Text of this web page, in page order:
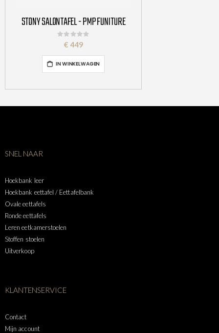
STONY SALONTAFEL - PMP FUNITURE
Rating:
€ 449
IN WINKELWAGEN
SNEL NAAR
Hoekbank leer
Hoekbank eettafel / Eettafelbank
Ovale eettafels
Ronde eettafels
Leren eetkamerstoelen
Stoffen stoelen
Uitverkoop
KLANTENSERVICE
Contact
Mijn account